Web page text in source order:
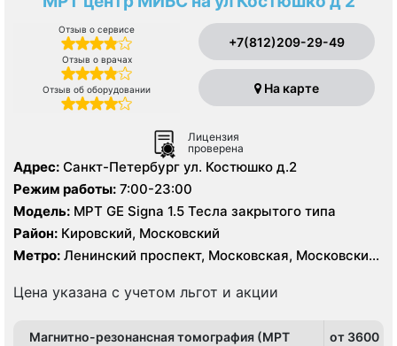
Отзыв о сервисе
Отзыв о врачах
Отзыв об оборудовании
+7(812)209-29-49
На карте
Лицензия
проверена
Адрес: Санкт-Петербург ул. Костюшко д.2
Режим работы: 7:00-23:00
Модель: МРТ GE Signa 1.5 Тесла закрытого типа
Район: Кировский, Московский
Метро: Ленинский проспект, Московская, Московские
Цена указана с учетом льгот и акции
Магнитно-резонансная томография (МРТ
от 3600